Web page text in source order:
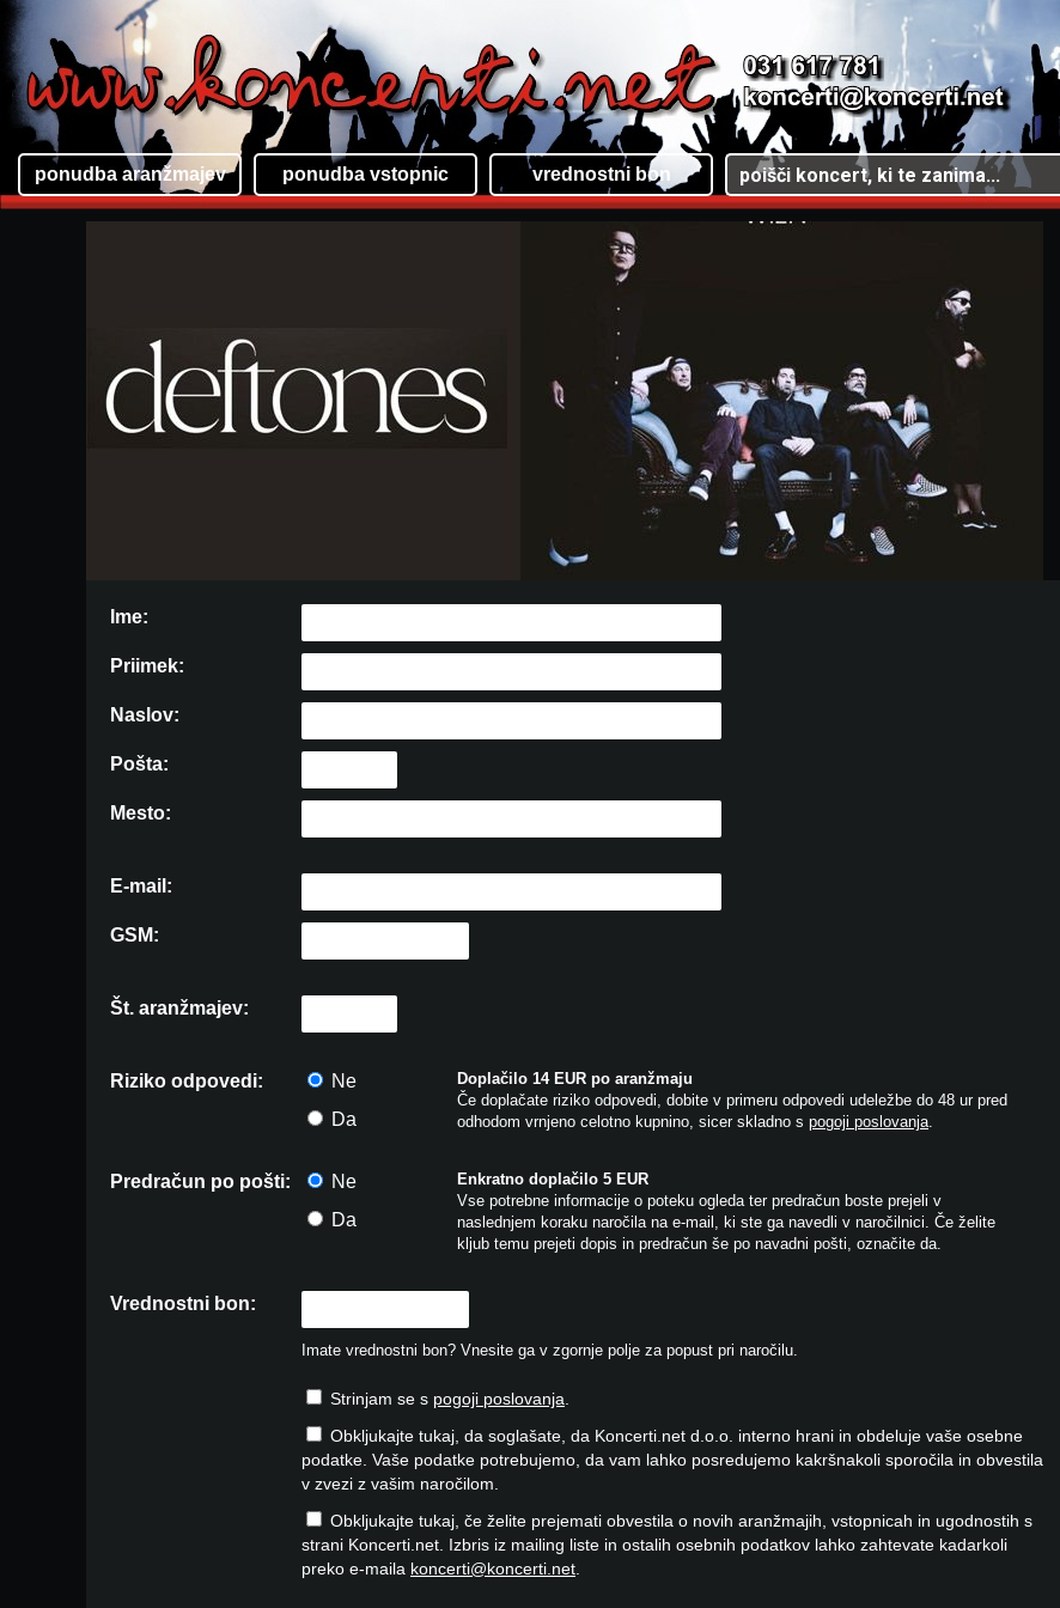
ponudba aranžmajev ponudba vstopnic vrednostni bon
Ime:
Priimek:
Naslov:
Pošta:
Mesto:
E-mail:
GSM:
Št. aranžmajev:
Riziko odpovedi:
Ne
Da
Doplačilo 14 EUR po aranžmaju
Če doplačate riziko odpovedi, dobite v primeru odpovedi udeležbe do 48 ur pred
odhodom vrnjeno celotno kupnino, sicer skladno s pogoji poslovanja.
Predračun po pošti:
Ne
Da
Enkratno doplačilo 5 EUR
Vse potrebne informacije o poteku ogleda ter predračun boste prejeli v
naslednjem koraku naročila na e-mail, ki ste ga navedli v naročilnici. Če želite
kljub temu prejeti dopis in predračun še po navadni pošti, označite da.
Vrednostni bon:
Imate vrednostni bon? Vnesite ga v zgornje polje za popust pri naročilu.
Strinjam se s pogoji poslovanja
Obkljukajte tukaj, da soglašate, da Koncerti.net d.o.o. interno hrani in obdeluje vaše osebne
podatke. Vaše podatke potrebujemo, da vam lahko posredujemo kakršnakoli sporočila in obvestila
v zvezi z vašim naročilom.
Obkljukajte tukaj, če želite prejemati obvestila o novih aranžmajih, vstopnicah in ugodnostih s
strani Koncerti.net. Izbris iz mailing liste in ostalih osebnih podatkov lahko zahtevate kadarkoli
preko e-maila koncerti@koncerti.net